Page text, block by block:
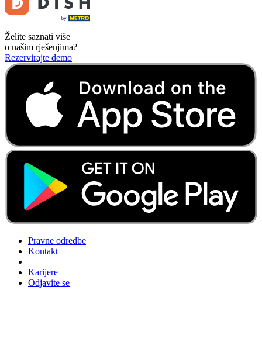
Želite saznati više
o našim rješenjima?
Rezervirajte demo
Pravne odredbe
Kontakt
Karijere
Odjavite se